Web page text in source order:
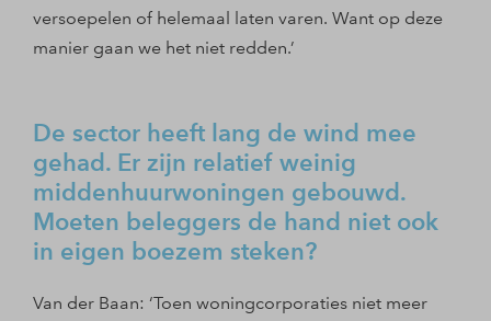
versoepelen of helemaal laten varen. Want op deze
manier gaan we het niet redden.’
De sector heeft lang de wind mee
gehad. Er zijn relatief weinig
middenhuurwoningen gebouwd.
Moeten beleggers de hand niet ook
in eigen boezem steken?
Van der Baan: ‘Toen woningcorporaties niet meer